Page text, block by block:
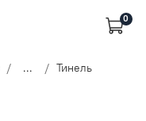
0
... Тинель